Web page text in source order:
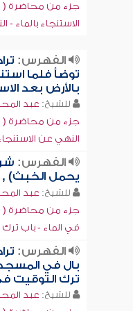
جزء من محاضرة (
الاستنجاء بالماء -
الفهرس:
توضأ فلما
بالأرض بعد
للشيخ: عبد
جزء من محاضرة (
النهي عن
الفهرس:
يحمل الخبث) ,
للشيخ: عبد
جزء من محاضرة (
في الماء - باب
الفهرس:
بال في
ترك التوقيت
للشيخ: عبد